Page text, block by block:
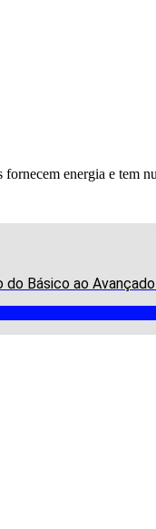
energia e tem
Básico ao